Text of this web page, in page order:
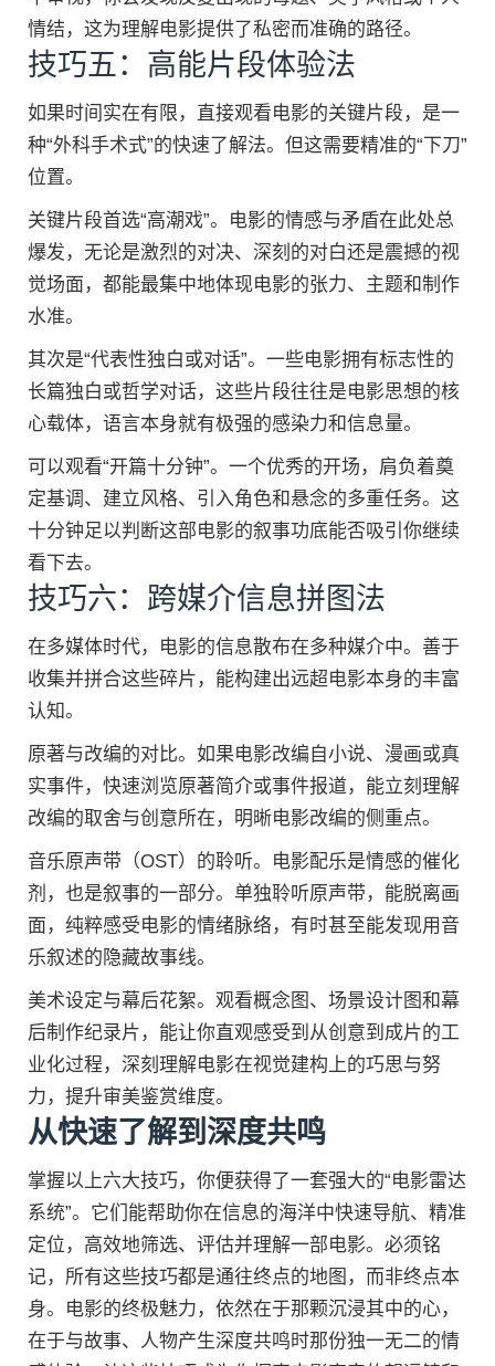
情结，这为理解电影提供了私密而准确的路径。
技巧五：高能片段体验法
如果时间实在有限，直接观看电影的关键片段，是一
种“外科手术式”的快速了解法。但这需要精准的“下刀”
位置。
关键片段首选“高潮戏”。电影的情感与矛盾在此处总
爆发，无论是激烈的对决、深刻的对白还是震撼的视
觉场面，都能最集中地体现电影的张力、主题和制作
水准。
其次是“代表性独白或对话”。一些电影拥有标志性的
长篇独白或哲学对话，这些片段往往是电影思想的核
心载体，语言本身就有极强的感染力和信息量。
可以观看“开篇十分钟”。一个优秀的开场，肩负着奠
定基调、建立风格、引入角色和悬念的多重任务。这
十分钟足以判断这部电影的叙事功底能否吸引你继续
看下去。
技巧六：跨媒介信息拼图法
在多媒体时代，电影的信息散布在多种媒介中。善于
收集并拼合这些碎片，能构建出远超电影本身的丰富
认知。
原著与改编的对比。如果电影改编自小说、漫画或真
实事件，快速浏览原著简介或事件报道，能立刻理解
改编的取舍与创意所在，明晰电影改编的侧重点。
音乐原声带（OST）的聆听。电影配乐是情感的催化
剂，也是叙事的一部分。单独聆听原声带，能脱离画
面，纯粹感受电影的情绪脉络，有时甚至能发现用音
乐叙述的隐藏故事线。
美术设定与幕后花絮。观看概念图、场景设计图和幕
后制作纪录片，能让你直观感受到从创意到成片的工
业化过程，深刻理解电影在视觉建构上的巧思与努
力，提升审美鉴赏维度。
从快速了解到深度共鸣
掌握以上六大技巧，你便获得了一套强大的“电影雷达
系统”。它们能帮助你在信息的海洋中快速导航、精准
定位，高效地筛选、评估并理解一部电影。必须铭
记，所有这些技巧都是通往终点的地图，而非终点本
身。电影的终极魅力，依然在于那颗沉浸其中的心，
在于与故事、人物产生深度共鸣时那份独一无二的情